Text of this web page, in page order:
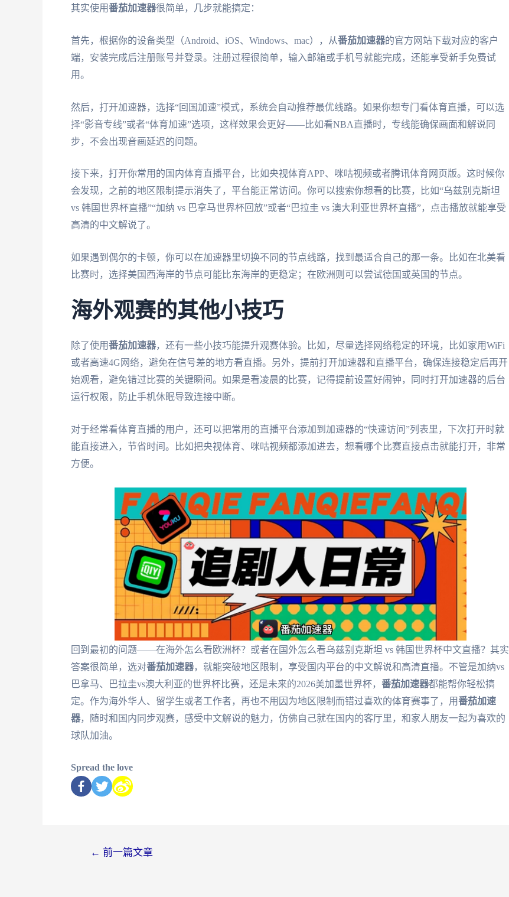
其实使用番茄加速器很简单，几步就能搞定：
首先，根据你的设备类型（Android、iOS、Windows、mac），从番茄加速器的官方网站下载对应的客户
端，安装完成后注册账号并登录。注册过程很简单，输入邮箱或手机号就能完成，还能享受新手免费试
用。
然后，打开加速器，选择“回国加速”模式，系统会自动推荐最优线路。如果你想专门看体育直播，可以选
择“影音专线”或者“体育加速”选项，这样效果会更好——比如看NBA直播时，专线能确保画面和解说同
步，不会出现音画延迟的问题。
接下来，打开你常用的国内体育直播平台，比如央视体育APP、咪咕视频或者腾讯体育网页版。这时候你
会发现，之前的地区限制提示消失了，平台能正常访问。你可以搜索你想看的比赛，比如“乌兹别克斯坦
vs 韩国世界杯直播”“加纳 vs 巴拿马世界杯回放”或者“巴拉圭 vs 澳大利亚世界杯直播”，点击播放就能享受
高清的中文解说了。
如果遇到偶尔的卡顿，你可以在加速器里切换不同的节点线路，找到最适合自己的那一条。比如在北美看
比赛时，选择美国西海岸的节点可能比东海岸的更稳定；在欧洲则可以尝试德国或英国的节点。
海外观赛的其他小技巧
除了使用番茄加速器，还有一些小技巧能提升观赛体验。比如，尽量选择网络稳定的环境，比如家用WiFi
或者高速4G网络，避免在信号差的地方看直播。另外，提前打开加速器和直播平台，确保连接稳定后再开
始观看，避免错过比赛的关键瞬间。如果是看凌晨的比赛，记得提前设置好闹钟，同时打开加速器的后台
运行权限，防止手机休眠导致连接中断。
对于经常看体育直播的用户，还可以把常用的直播平台添加到加速器的“快速访问”列表里，下次打开时就
能直接进入，节省时间。比如把央视体育、咪咕视频都添加进去，想看哪个比赛直接点击就能打开，非常
方便。
回到最初的问题——在海外怎么看欧洲杯？或者在国外怎么看乌兹别克斯坦 vs 韩国世界杯中文直播？其实
答案很简单，选对番茄加速器，就能突破地区限制，享受国内平台的中文解说和高清直播。不管是加纳vs
巴拿马、巴拉圭vs澳大利亚的世界杯比赛，还是未来的2026美加墨世界杯， 番茄加速器都能帮你轻松搞
定。作为海外华人、留学生或者工作者，再也不用因为地区限制而错过喜欢的体育赛事了，用番茄加速
器，随时和国内同步观赛，感受中文解说的魅力，仿佛自己就在国内的客厅里，和家人朋友一起为喜欢的
球队加油。
Spread the love
← 前一篇文章